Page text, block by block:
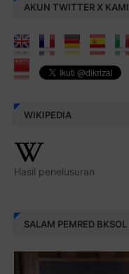
AKUN TWITTER X KAMI
WIKIPEDIA
Hasil penelusuran
SALAM PEMRED BKSOL